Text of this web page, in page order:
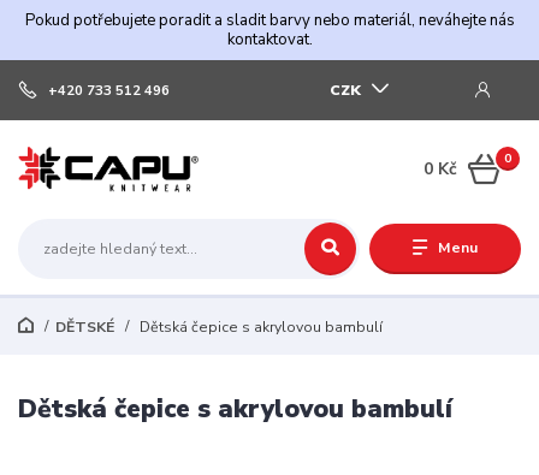
Pokud potřebujete poradit a sladit barvy nebo materiál, neváhejte nás
kontaktovat.
Menu
CZK
+420 733 512 496
0
0 Kč
DĚTSKÉ Dětská čepice s akrylovou bambulí
Dětská čepice s akrylovou bambulí